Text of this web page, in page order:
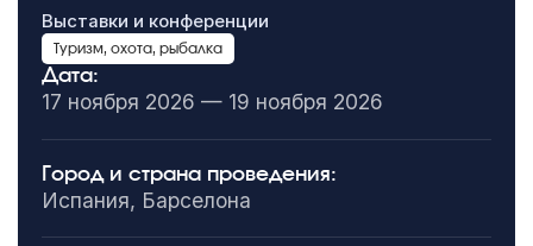
Выставки и конференции
Туризм, охота, рыбалка
Дата:
17 ноября 2026 — 19 ноября 2026
Город и страна проведения:
Испания, Барселона